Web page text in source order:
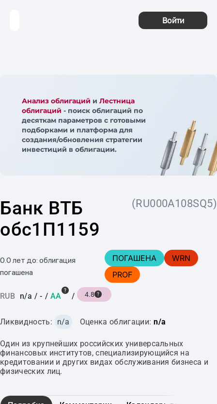
Войти
Анализ облигаций и Лестница
облигаций - поиск облигаций по
десяткам параметров с готовыми
подборками и платформа для
создания/обновления стратегии
инвестиций в облигации.
Банк ВТБ
обс1П1159
(RU000A108SQ5)
0.0 лет до: облигация
погашена
ПОГАШЕНА
WRN
PROF
RUB n/a / - / AA / 4.8
Ликвидность: n/a Оценка облигации: n/a
Один из крупнейших российских универсальных
финансовых институтов, специализирующийся на
кредитовании и других видах обслуживания бизнеса и
физических лиц.